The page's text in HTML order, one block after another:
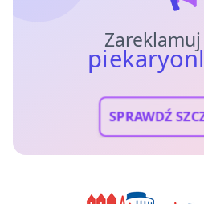
Zareklamuj
SPRAWDŹ